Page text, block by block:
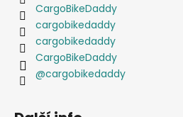
CargoBikeDaddy
cargobikedaddy
cargobikedaddy
CargoBikeDaddy
@cargobikedaddy